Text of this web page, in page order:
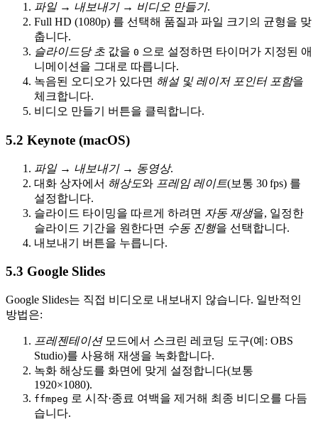
파일 → 내보내기 → 비디오 만들기.
Full HD (1080p) 를 선택해 품질과 파일 크기의 균형을 맞
춥니다.
슬라이드당 초 값을 0 으로 설정하면 타이머가 지정된 애
니메이션을 그대로 따릅니다.
녹음된 오디오가 있다면 해설 및 레이저 포인터 포함을
체크합니다.
비디오 만들기
버튼을 클릭합니다.
5.2 Keynote (macOS)
파일 → 내보내기 → 동영상.
대화 상자에서 해상도와 프레임 레이트(보통 30 fps) 를
설정합니다.
슬라이드 타이밍을 따르게 하려면 자동 재생을, 일정한
슬라이드 기간을 원한다면 수동 진행을 선택합니다.
내보내기 버튼을 누릅니다.
5.3 Google Slides
Google Slides는 직접 비디오로 내보내지 않습니다. 일반적인
방법은:
프레젠테이션모드에서 스크린 레코딩 도구(예: OBS
Studio)를 사용해 재생을 녹화합니다.
녹화 해상도를 화면에 맞게 설정합니다(보통
1920×1080).
ffmpeg 로 시작·종료 여백을 제거해 최종 비디오를 다듬
습니다.